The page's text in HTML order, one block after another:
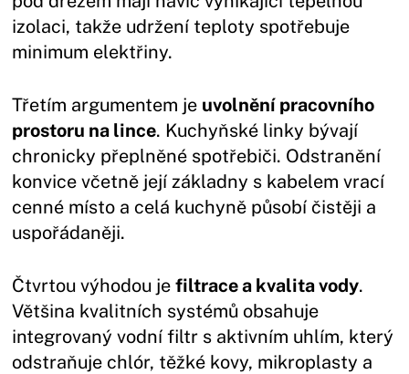
izolaci, takže udržení teploty spotřebuje
minimum elektřiny.
Třetím argumentem je uvolnění pracovního
prostoru na lince. Kuchyňské linky bývají
chronicky přeplněné spotřebiči. Odstranění
konvice včetně její základny s kabelem vrací
cenné místo a celá kuchyně působí čistěji a
uspořádaněji.
Čtvrtou výhodou jefiltrace a kvalita vody.
Většina kvalitních systémů obsahuje
integrovaný vodní filtr s aktivním uhlím, který
odstraňuje chlór, těžké kovy, mikroplasty a